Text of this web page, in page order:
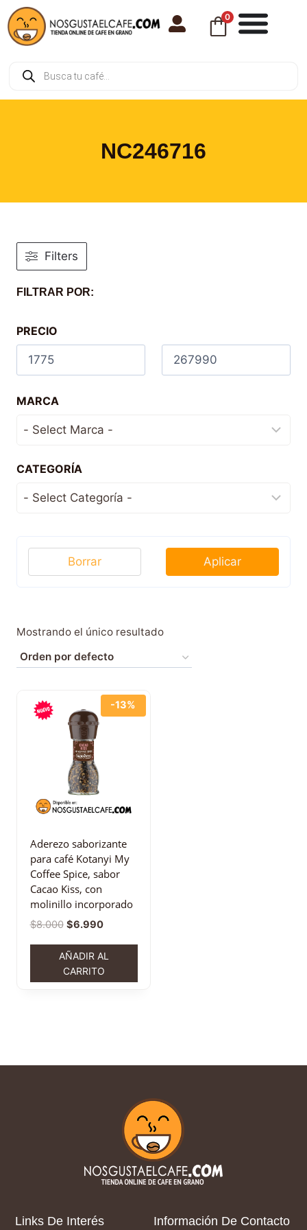
0
NC246716
Mostrando el único resultado
-13%
Aderezo saborizante
para café Kotanyi My
Coffee Spice, sabor
Cacao Kiss, con
molinillo incorporado
$8.000 $6.990
AÑADIR AL
CARRITO
Filters
FILTRAR POR:
PRECIO
MARCA
CATEGORÍA
Aplicar
Borrar
Links De Interés Información De Contacto